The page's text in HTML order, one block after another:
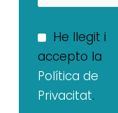
He llegit i
accepto la
Política de
Privacitat.